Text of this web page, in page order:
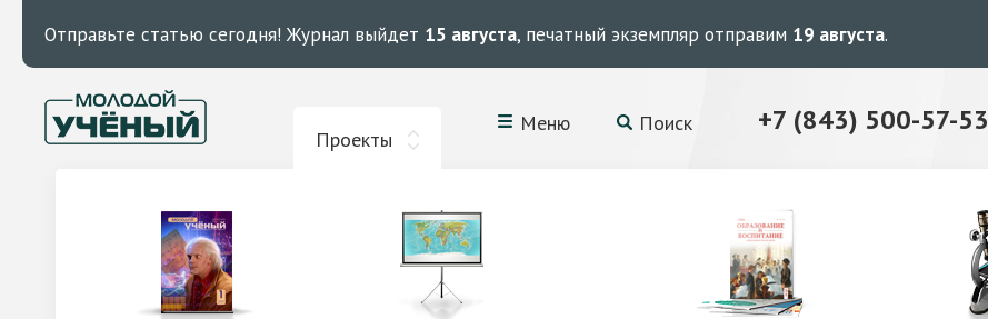
Отправьте статью сегодня! Журнал выйдет 15 августа, печатный экземпляр отправим 19 августа.
Проекты
Меню Поиск +7 (843) 500-57-53